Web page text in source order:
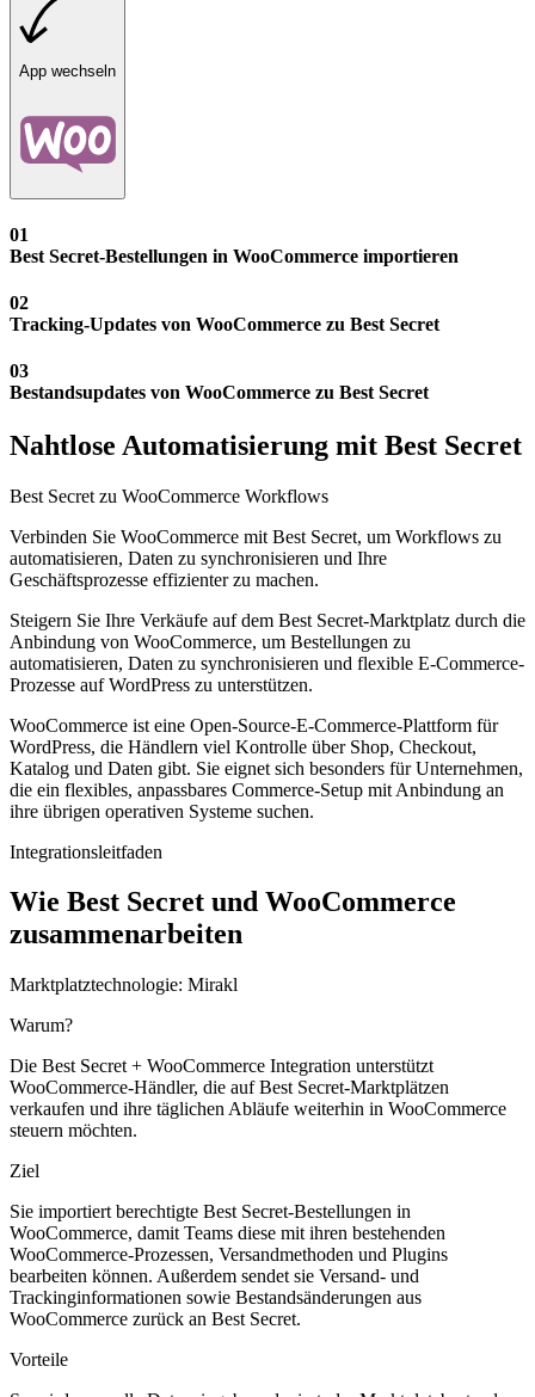
App wechseln
01
Best Secret-Bestellungen in WooCommerce importieren
02
Tracking-Updates von WooCommerce zu Best Secret
03
Bestandsupdates von WooCommerce zu Best Secret
Nahtlose Automatisierung mit Best Secret
Best Secret zu WooCommerce Workflows
Verbinden Sie WooCommerce mit Best Secret, um Workflows zu
automatisieren, Daten zu synchronisieren und Ihre
Geschäftsprozesse effizienter zu machen.
Steigern Sie Ihre Verkäufe auf dem Best Secret-Marktplatz durch die
Anbindung von WooCommerce, um Bestellungen zu
automatisieren, Daten zu synchronisieren und flexible E-Commerce-
Prozesse auf WordPress zu unterstützen.
WooCommerce ist eine Open-Source-E-Commerce-Plattform für
WordPress, die Händlern viel Kontrolle über Shop, Checkout,
Katalog und Daten gibt. Sie eignet sich besonders für Unternehmen,
die ein flexibles, anpassbares Commerce-Setup mit Anbindung an
ihre übrigen operativen Systeme suchen.
Integrationsleitfaden
Wie Best Secret und WooCommerce
zusammenarbeiten
Marktplatztechnologie: Mirakl
Warum?
Die Best Secret + WooCommerce Integration unterstützt
WooCommerce-Händler, die auf Best Secret-Marktplätzen
verkaufen und ihre täglichen Abläufe weiterhin in WooCommerce
steuern möchten.
Ziel
Sie importiert berechtigte Best Secret-Bestellungen in
WooCommerce, damit Teams diese mit ihren bestehenden
WooCommerce-Prozessen, Versandmethoden und Plugins
bearbeiten können. Außerdem sendet sie Versand- und
Trackinginformationen sowie Bestandsänderungen aus
WooCommerce zurück an Best Secret.
Vorteile